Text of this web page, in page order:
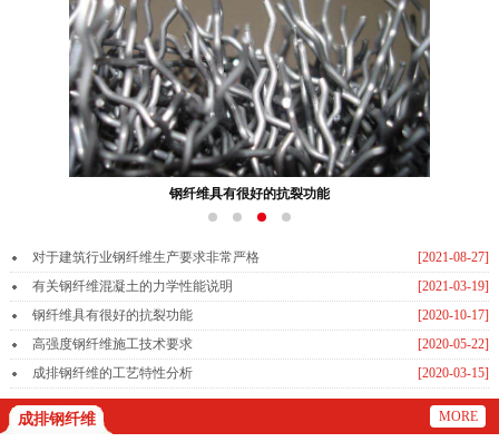
钢纤维具有很好的抗裂功能
[2021-08-27]
对于建筑行业钢纤维生产要求非常严格
[2021-03-19]
有关钢纤维混凝土的力学性能说明
[2020-10-17]
钢纤维具有很好的抗裂功能
[2020-05-22]
高强度钢纤维施工技术要求
[2020-03-15]
成排钢纤维的工艺特性分析
成排钢纤维 MORE